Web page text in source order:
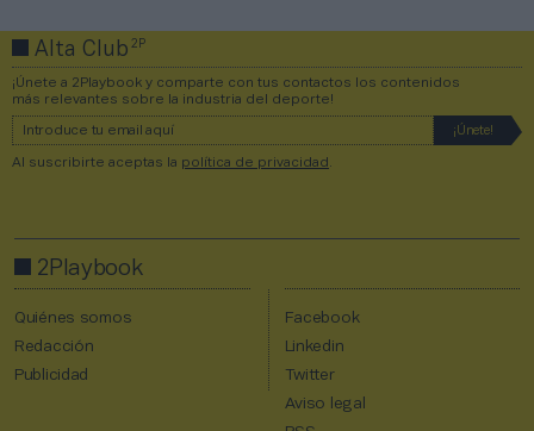
Alta Club2P
¡Únete a 2Playbook y comparte con tus contactos los contenidos
más relevantes sobre la industria del deporte!
Al suscribirte aceptas la política de privacidad
2Playbook
Quiénes somos
Redacción
Publicidad
Facebook
Linkedin
Twitter
Aviso legal